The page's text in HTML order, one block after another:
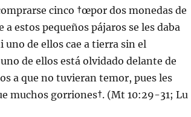
cinco †œpor dos monedas de
a estos pequeños pájaros se les daba
de ellos cae a tierra sin el
de ellos está olvidado delante de
a que no tuvieran temor, pues les
muchos gorriones†. (Mt 10:29-31; Lu